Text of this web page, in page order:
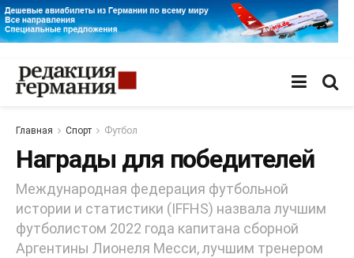
Главная Спорт Футбол
Награды для победителей
Международная федерация футбольной
истории и статистики (IFFHS) назвала лучшим
футболистом 2022 года капитана сборной
Аргентины Лионеля Месси, лучшим тренером